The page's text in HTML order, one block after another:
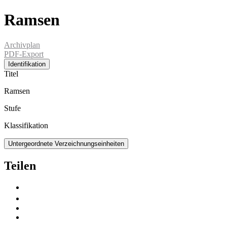
Ramsen
Archivplan
PDF-Export
Identifikation
Titel
Ramsen
Stufe
Klassifikation
Untergeordnete Verzeichnungseinheiten
Teilen